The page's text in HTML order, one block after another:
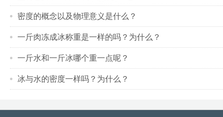
密度的概念以及物理意义是什么？
一斤肉冻成冰称重是一样的吗？为什么？
一斤水和一斤冰哪个重一点呢？
冰与水的密度一样吗？为什么？